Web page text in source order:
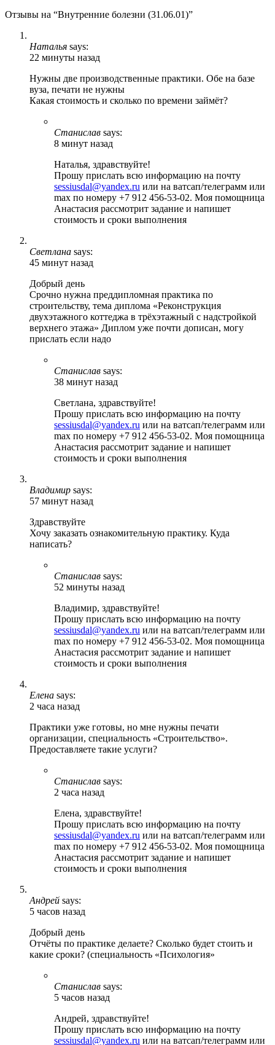
Отзывы на “Внутренние болезни (31.06.01)”
Наталья says:
22 минуты назад
Нужны две производственные практики. Обе на базе
вуза, печати не нужны
Какая стоимость и сколько по времени займёт?
Станислав says:
8 минут назад
Наталья, здравствуйте!
Прошу прислать всю информацию на почту
sessiusdal@yandex.ru или на ватсап/телеграмм или
max по номеру +7 912 456-53-02. Моя помощница
Анастасия рассмотрит задание и напишет
стоимость и сроки выполнения
Светлана says:
45 минут назад
Добрый день
Срочно нужна преддипломная практика по
строительству, тема диплома «Реконструкция
двухэтажного коттеджа в трёхэтажный с надстройкой
верхнего этажа» Диплом уже почти дописан, могу
прислать если надо
Станислав says:
38 минут назад
Светлана, здравствуйте!
Прошу прислать всю информацию на почту
sessiusdal@yandex.ru или на ватсап/телеграмм или
max по номеру +7 912 456-53-02. Моя помощница
Анастасия рассмотрит задание и напишет
стоимость и сроки выполнения
Владимир says:
57 минут назад
Здравствуйте
Хочу заказать ознакомительную практику. Куда
написать?
Станислав says:
52 минуты назад
Владимир, здравствуйте!
Прошу прислать всю информацию на почту
sessiusdal@yandex.ru или на ватсап/телеграмм или
max по номеру +7 912 456-53-02. Моя помощница
Анастасия рассмотрит задание и напишет
стоимость и сроки выполнения
Елена says:
2 часа назад
Практики уже готовы, но мне нужны печати
организации, специальность «Строительство».
Предоставляете такие услуги?
Станислав says:
2 часа назад
Елена, здравствуйте!
Прошу прислать всю информацию на почту
sessiusdal@yandex.ru или на ватсап/телеграмм или
max по номеру +7 912 456-53-02. Моя помощница
Анастасия рассмотрит задание и напишет
стоимость и сроки выполнения
Андрей says:
5 часов назад
Добрый день
Отчёты по практике делаете? Сколько будет стоить и
какие сроки? (специальность «Психология»
Станислав says:
5 часов назад
Андрей, здравствуйте!
Прошу прислать всю информацию на почту
sessiusdal@yandex.ru или на ватсап/телеграмм или